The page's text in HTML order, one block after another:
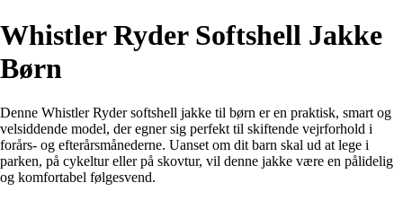
Whistler Ryder Softshell Jakke
Børn
Denne Whistler Ryder softshell jakke til børn er en praktisk, smart og
velsiddende model, der egner sig perfekt til skiftende vejrforhold i
forårs- og efterårsmånederne. Uanset om dit barn skal ud at lege i
parken, på cykeltur eller på skovtur, vil denne jakke være en pålidelig
og komfortabel følgesvend.